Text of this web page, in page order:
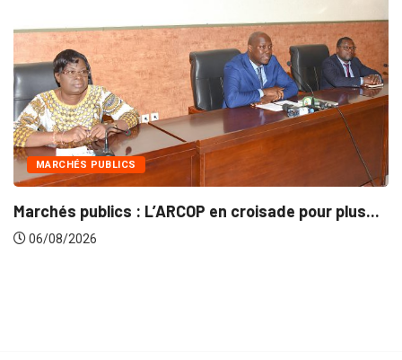
pour plus...
INTÉGRATION RÉGIONALE
Gestion concertée et durable du